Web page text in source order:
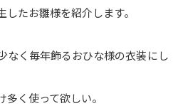
たお雛様を紹介します。
なく毎年飾るおひな様の衣装にし
く使って欲しい。